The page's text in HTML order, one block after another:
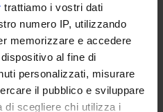
trattiamo i vostri dati
numero IP, utilizzando
memorizzare e accedere
al fine di
personalizzati, misurare
il pubblico e sviluppare
di scegliere chi utilizza i
studies of mutations of